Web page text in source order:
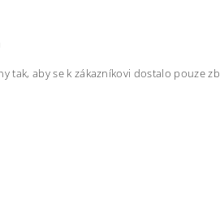
aby se k zákazníkovi dostalo pouze